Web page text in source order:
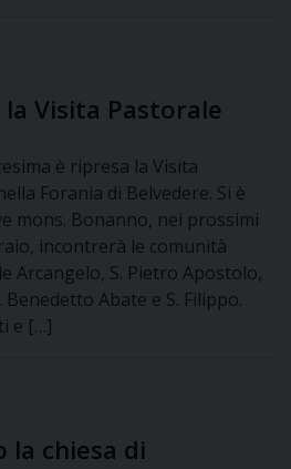
Visita Pastorale
è ripresa la Visita
Forania di Belvedere. Si è
mons. Bonanno, nei prossimi
incontrerà le comunità
Arcangelo, S. Pietro Apostolo,
Benedetto Abate e S. Filippo.
e […]
la chiesa di